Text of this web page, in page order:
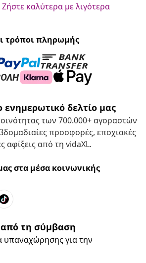
Ζήστε καλύτερα με λιγότερα
τρόποι πληρωμής
ενημερωτικό δελτίο μας
των 700.000+ αγοραστών
προσφορές, εποχιακές
αφίξεις από τη vidaXL.
στα μέσα κοινωνικής
τη σύμβαση
υπαναχώρησης για την